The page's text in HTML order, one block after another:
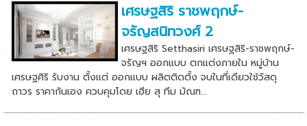
เศรษฐสิริ ราชพฤกษ์-
จรัญสนิทวงศ์ 2
เศรษฐสิริ Setthasiri เศรษฐสิริ-ราชพฤกษ์-
จรัญฯ ออกแบบ ตกแต่งภายใน หมู่บ้าน
เศรษฐศิริ รับงาน ตั้งแต่ ออกแบบ ผลิตติดตั้ง จบในที่เดียวใช้วัสดุ
ถาวร ราคากันเอง ควบคุมโดย เฮีย สุ ทีม มัณฑ...